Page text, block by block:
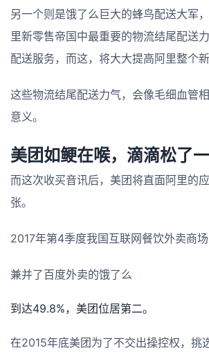
另一个则是饿了么巨大的蜂鸟配送大军
里新零售帝国中最重要的物流结尾配送
配送服务，而这，将大大提高阿里整个
这些物流结尾配送力气，会像毛细血管
意义。
美团如鲠在喉，滴滴松了
而这次收买音讯后，美团将直面阿里的
张。
2017年第4季度我国互联网餐饮外卖商
兼并了百度外卖的饿了么
到达49.8%，美团位居第二。
在2015年底美团为了不交出操控权，挑